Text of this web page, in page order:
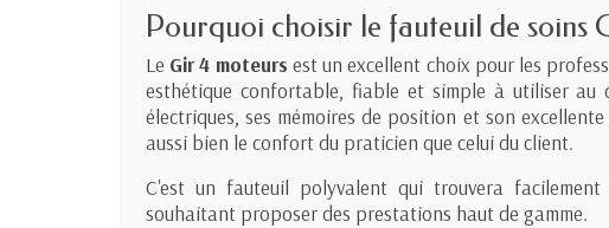
Pourquoi choisir le fauteuil de soins
Le Gir 4 moteurs est un excellent choix pour les
esthétique confortable, fiable et simple à utiliser au
électriques, ses mémoires de position et son
aussi bien le confort du praticien que celui du client.
C'est un fauteuil polyvalent qui trouvera
souhaitant proposer des prestations haut de gamme.